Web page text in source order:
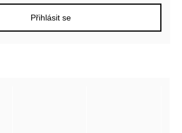
Přihlásit se